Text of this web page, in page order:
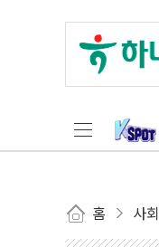
홈 사회